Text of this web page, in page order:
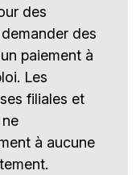
des
des
paiement à
Les
filiales et
à aucune